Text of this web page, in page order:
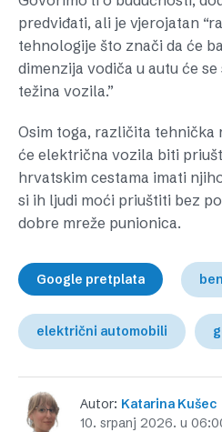
predviđati, ali je vjerojatan
tehnologije što znači da će
dimenzija vodiča u autu će
težina vozila.”
Osim toga, različita tehnička
će električna vozila biti
hrvatskim cestama imati
si ih ljudi moći priuštiti bez
dobre mreže punionica.
Google pretplata
električni automobili
Autor: Katarina Kušec
10. srpanj 2026. u